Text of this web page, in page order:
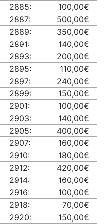
2885:
100,00€
2887:
500,00€
2889:
350,00€
2891:
140,00€
2893:
200,00€
2895:
110,00€
2897:
240,00€
2899:
150,00€
2901:
100,00€
2903:
140,00€
2905:
400,00€
2907:
160,00€
2910:
180,00€
2912:
420,00€
2914:
160,00€
2916:
100,00€
2918:
70,00€
2920:
150,00€